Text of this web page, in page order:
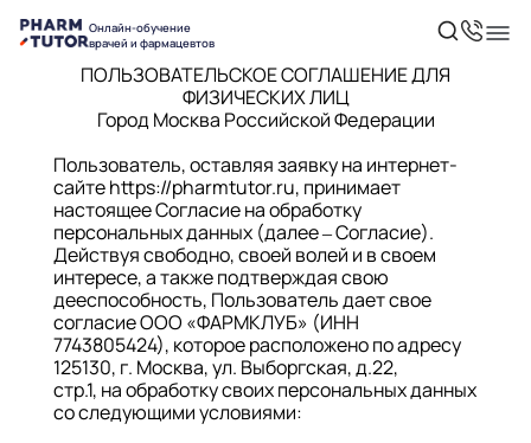
Онлайн-обучение
врачей и фармацевтов
ПОЛЬЗОВАТЕЛЬСКОЕ СОГЛАШЕНИЕ ДЛЯ
ФИЗИЧЕСКИХ ЛИЦ
Город Москва Российской Федерации
Пользователь, оставляя заявку на интернет-
сайтеhttps://pharmtutor.ru, принимает
настоящее Согласие на обработку
персональных данных (далее – Согласие).
Действуя свободно, своей волей и в своем
интересе, а также подтверждая свою
дееспособность, Пользователь дает свое
согласие ООО «ФАРМКЛУБ» (ИНН
7743805424), которое расположено по адресу
125130, г. Москва, ул. Выборгская, д.22,
стр.1, на обработку своих персональных данных
со следующими условиями: